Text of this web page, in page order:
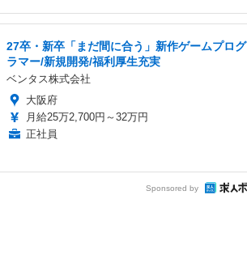
27卒・新卒「まだ間に合う」新作ゲームプログ
ラマー/新規開発/福利厚生充実
ベンタス株式会社
大阪府
月給25万2,700円～32万円
正社員
Sponsored by